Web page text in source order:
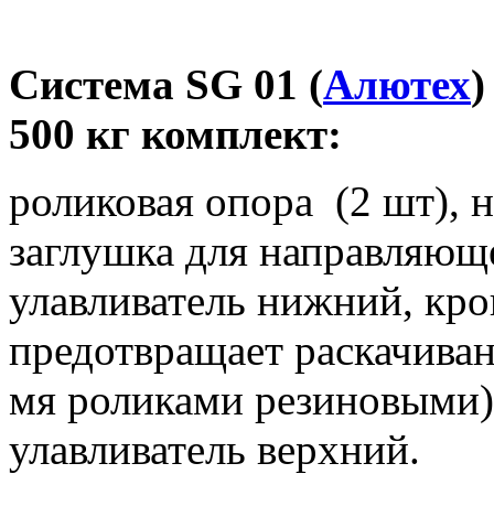
Система SG 01 (Алютех
500 кг комплект:
роликовая опора (2 шт),
заглушка для
улавливатель нижний,
предотвращает
мя роликами
улавливатель верхний.